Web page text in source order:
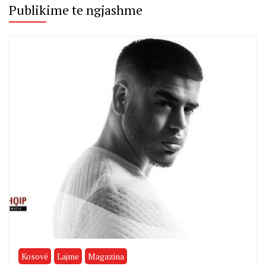
Publikime te ngjashme
Kosovë Lajme Magazina